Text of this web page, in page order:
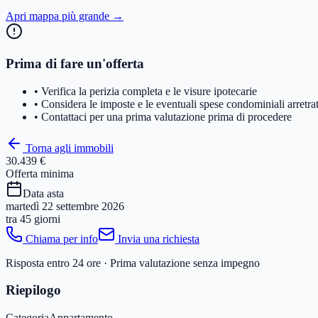
Apri mappa più grande →
Prima di fare un'offerta
• Verifica la perizia completa e le visure ipotecarie
• Considera le imposte e le eventuali spese condominiali
• Contattaci per una prima valutazione prima di procedere
Torna agli immobili
30.439 €
Offerta minima
Data asta
martedì 22 settembre 2026
tra 45 giorni
Chiama per info
Invia una richiesta
Risposta entro 24 ore · Prima valutazione senza impegno
Riepilogo